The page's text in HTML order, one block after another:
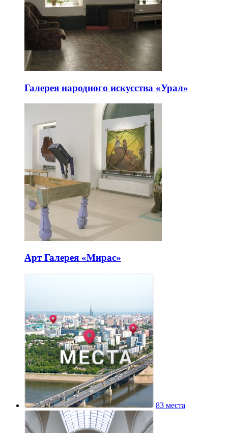
Галерея народного искусства «Урал»
Арт Галерея «Мирас»
83 места